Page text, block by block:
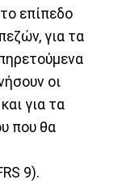
το επίπεδο
για τα
οι
για τα
που θα
9).